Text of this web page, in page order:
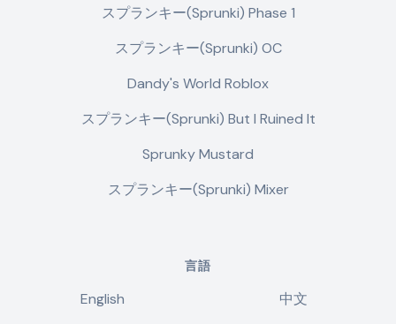
スプランキー(Sprunki) Phase 1
スプランキー(Sprunki) OC
Dandy's World Roblox
スプランキー(Sprunki) But I Ruined It
Sprunky Mustard
スプランキー(Sprunki) Mixer
言語
English
中文